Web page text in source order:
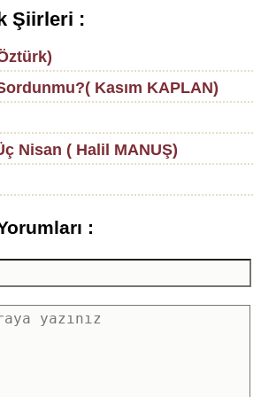
Şiirleri :
Kasım KAPLAN)
Nisan ( Halil MANUŞ)
: